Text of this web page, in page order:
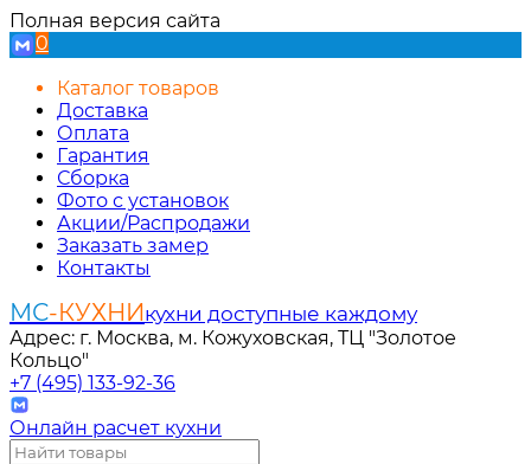
Полная версия сайта
0
Каталог товаров
Доставка
Оплата
Гарантия
Сборка
Фото с установок
Акции/Распродажи
Заказать замер
Контакты
МС-КУХНИкухни доступные каждому
Адрес: г. Москва, м. Кожуховская, ТЦ "Золотое
Кольцо"
+7 (495) 133-92-36
Онлайн расчет кухни